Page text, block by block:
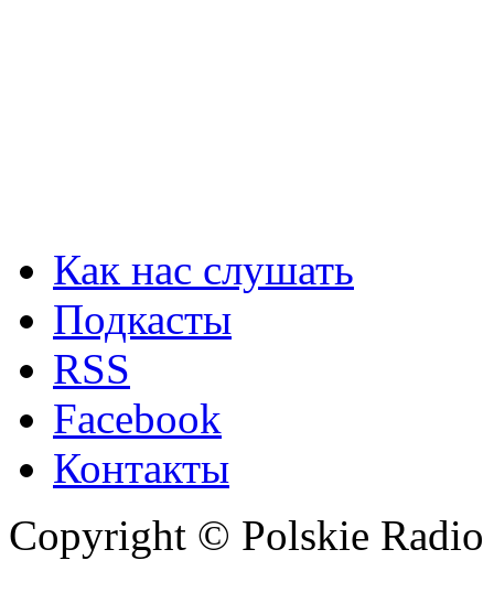
Как нас слушать
Подкасты
RSS
Facebook
Контакты
Copyright © Polskie